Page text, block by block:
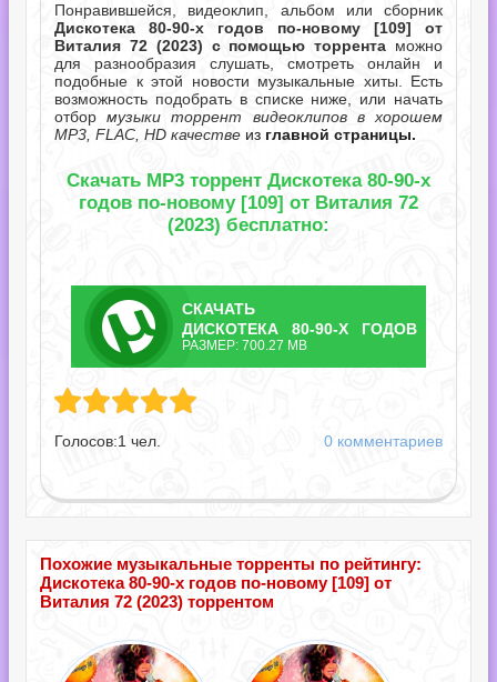
Понравившейся, видеоклип, альбом или сборник
Дискотека 80-90-х годов по-новому [109] от
Виталия 72 (2023) с помощью торрента можно
для разнообразия слушать, смотреть онлайн и
подобные к этой новости музыкальные хиты. Есть
возможность подобрать в списке ниже, или начать
отбормузыки торрент видеоклипов в хорошем
MP3, FLAC, HD качестве из главной страницы.
Скачать MP3 торрент Дискотека 80-90-х
годов по-новому [109] от Виталия 72
(2023) бесплатно:
СКАЧАТЬ
ТОРРЕНТ
ДИСКОТЕКА 80-90-Х ГОДОВ
ПО-НОВОМУ [109] ОТ
ВИТАЛИЯ 72.TORRENT
РАЗМЕР: 700.27 MB
х годов по-новому [109] от Виталия 72.torrent
Голосов:1 чел. 0 комментариев
Похожие музыкальные торренты по рейтингу:
Дискотека 80-90-х годов по-новому [109] от
Виталия 72 (2023) торрентом